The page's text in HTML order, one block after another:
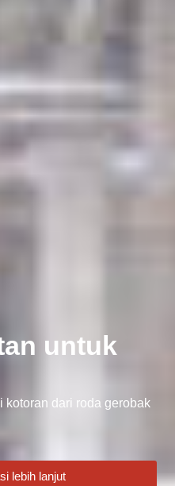
untuk
kotoran dari roda gerobak
lebih lanjut